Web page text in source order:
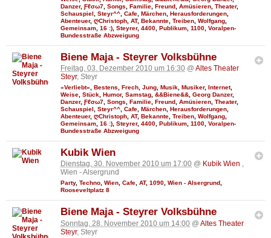
Danzer, Ƒℓσω7 Songs Familie Freund Amüsieren Theater,
Schauspiel
Steyr^^ Cafe Märchen Herausforderungen
Abenteuer, ღChristoph AT, Bekannte Treiben Wolfgang
Gemeinsam 16 :) Steyrer, 4400 Publikum 1100 Voralpen-
Bundesstraße Abzweigung
Biene Maja - Steyrer Volksbühne
Freitag, 03. Dezember 2010 um 16:30 @ Altes Theater
Steyr, Steyr
»Verliebt« Bestens Frech Jung Musik Musiker, Internet,
Weise Stück Humor, Samstag &&Biene&& Georg Danzer,
Danzer, Ƒℓσω7 Songs Familie Freund Amüsieren Theater,
Schauspiel
Steyr^^ Cafe Märchen Herausforderungen
Abenteuer, ღChristoph AT, Bekannte Treiben Wolfgang
Gemeinsam 16 :) Steyrer, 4400 Publikum 1100 Voralpen-
Bundesstraße Abzweigung
Kubik Wien
Dienstag, 30. November 2010 um 17:00 @ Kubik Wien ,
Wien - Alsergrund
Party, Techno, Wien, Cafe, AT, 1090, Wien - Alsergrund,
Rooseveltplatz 8
Biene Maja - Steyrer Volksbühne
Sonntag, 28. November 2010 um 14:00 @ Altes Theater
Steyr, Steyr